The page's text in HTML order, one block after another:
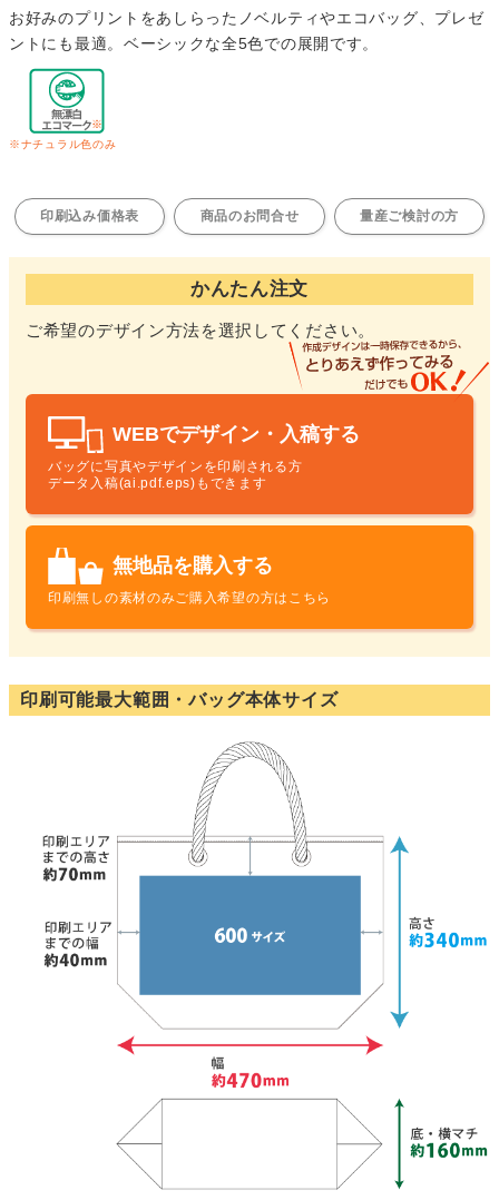
かんたん注文
ご希望のデザイン方法を選択してください。
WEBでデザイン・入稿する
バッグに写真やデザインを印刷される方
データ入稿(ai.pdf.eps)もできます
無地品を購入する
印刷無しの素材のみご購入希望の方はこちら
印刷込み価格表 商品のお問合せ 量産ご検討の方
お好みのプリントをあしらったノベルティやエコバッグ、プレゼ
ントにも最適。ベーシックな全5色での展開です。
※ナチュラル色のみ
印刷可能最大範囲・バッグ本体サイズ